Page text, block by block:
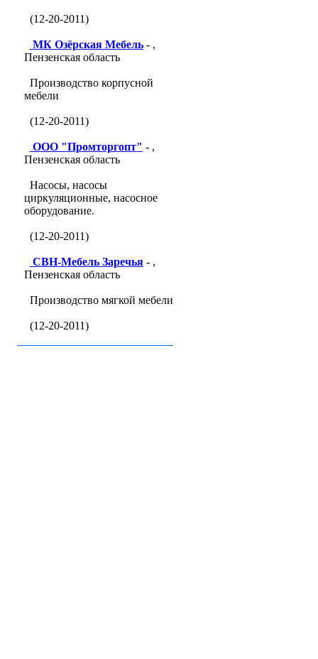
(12-20-2011)
МК Озёрская Мебель- ,
Пензенская область
Производство корпусной
мебели
(12-20-2011)
ООО "Промторгопт" - ,
Пензенская область
Насосы, насосы
циркуляционные, насосное
оборудование.
(12-20-2011)
СВН-Мебель Заречья- ,
Пензенская область
Производство мягкой мебели
(12-20-2011)